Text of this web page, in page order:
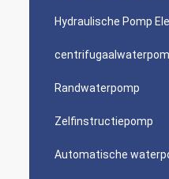
Hydraulische Pomp
Randwaterpomp
Zelfinstructiepomp
Automatische